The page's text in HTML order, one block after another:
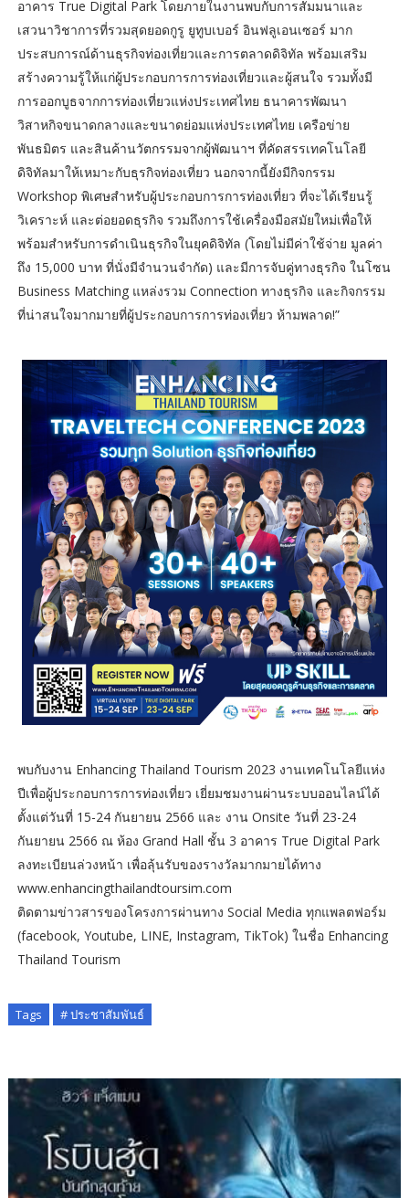
อาคาร True Digital Park โดยภายในงานพบกับการสัมมนาและ
เสวนาวิชาการที่รวมสุดยอดกูรู ยูทูบเบอร์ อินฟลูเอนเซอร์ มาก
ประสบการณ์ด้านธุรกิจท่องเที่ยวและการตลาดดิจิทัล พร้อมเสริม
สร้างความรู้ให้แก่ผู้ประกอบการการท่องเที่ยวและผู้สนใจ รวมทั้งมี
การออกบูธจากการท่องเที่ยวแห่งประเทศไทย ธนาคารพัฒนา
วิสาหกิจขนาดกลางและขนาดย่อมแห่งประเทศไทย เครือข่าย
พันธมิตร และสินค้านวัตกรรมจากผู้พัฒนาฯ ที่คัดสรรเทคโนโลยี
ดิจิทัลมาให้เหมาะกับธุรกิจท่องเที่ยว นอกจากนี้ยังมีกิจกรรม
Workshop พิเศษสำหรับผู้ประกอบการการท่องเที่ยว ที่จะได้เรียนรู้
วิเคราะห์ และต่อยอดธุรกิจ รวมถึงการใช้เครื่องมือสมัยใหม่เพื่อให้
พร้อมสำหรับการดำเนินธุรกิจในยุคดิจิทัล (โดยไม่มีค่าใช้จ่าย มูลค่า
ถึง 15,000 บาท ที่นั่งมีจำนวนจำกัด) และมีการจับคู่ทางธุรกิจ ในโซน
Business Matching แหล่งรวม Connection ทางธุรกิจ และกิจกรรม
ที่น่าสนใจมากมายที่ผู้ประกอบการการท่องเที่ยว ห้ามพลาด!”
พบกับงาน Enhancing Thailand Tourism 2023 งานเทคโนโลยีแห่ง
ปีเพื่อผู้ประกอบการการท่องเที่ยว เยี่ยมชมงานผ่านระบบออนไลน์ได้
ตั้งแต่วันที่ 15-24 กันยายน 2566 และ งาน Onsite วันที่ 23-24
กันยายน 2566 ณ ห้อง Grand Hall ชั้น 3 อาคาร True Digital Park
ลงทะเบียนล่วงหน้า เพื่อลุ้นรับของรางวัลมากมายได้ทาง
www.enhancingthailandtoursim.com
ติดตามข่าวสารของโครงการผ่านทาง Social Media ทุกแพลตฟอร์ม
(facebook, Youtube, LINE, Instagram, TikTok) ในชื่อ Enhancing
Thailand Tourism
Tags # ประชาสัมพันธ์